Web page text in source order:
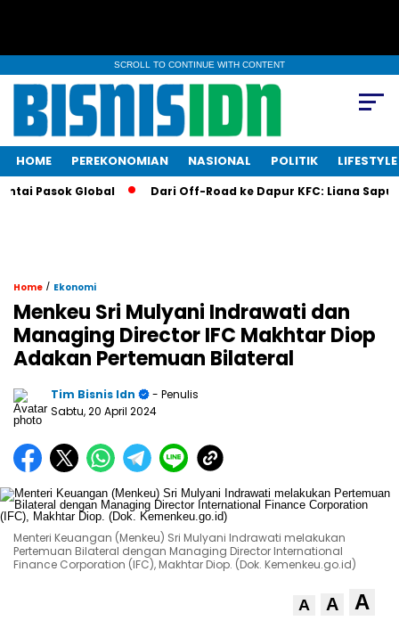
SCROLL TO CONTINUE WITH CONTENT
HOME PEREKONOMIAN NASIONAL POLITIK LIFESTYLE
Pasok Global Dari Off-Road ke Dapur KFC: Liana Saputri
Home / Ekonomi
Menkeu Sri Mulyani Indrawati dan
Managing Director IFC Makhtar Diop
Adakan Pertemuan Bilateral
Tim Bisnis Idn
- Penulis
Sabtu, 20 April 2024
Menteri Keuangan (Menkeu) Sri Mulyani Indrawati melakukan
Pertemuan Bilateral dengan Managing Director International
Finance Corporation (IFC), Makhtar Diop. (Dok. Kemenkeu.go.id)
A A A